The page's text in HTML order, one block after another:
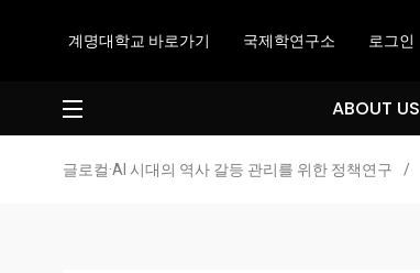
계명대학교 바로가기 국제학연구소 로그인
ABOUT US
글로컬·AI 시대의 역사 갈등 관리를 위한 정책연구 /